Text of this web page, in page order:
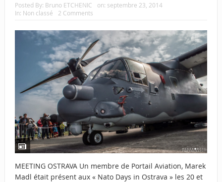
Posted By: Bruno ETCHENIC on: septembre 23, 2014
In: Non classé 2 Comments
MEETING OSTRAVA Un membre de Portail Aviation, Marek
Madl était présent aux « Nato Days in Ostrava » les 20 et